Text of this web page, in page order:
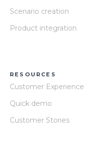
Scenario creation
Product integration
RESOURCES
Customer Experience
Quick demo
Customer Stories